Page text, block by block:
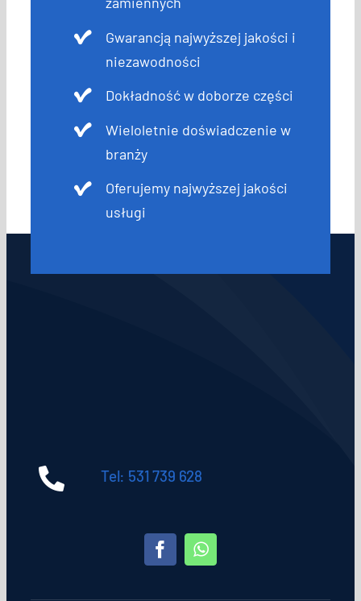
Gwarancją najwyższej jakości i
niezawodności
Dokładność w doborze części
Wieloletnie doświadczenie w
branży
Oferujemy najwyższej jakości
usługi
Tel: 531 739 628